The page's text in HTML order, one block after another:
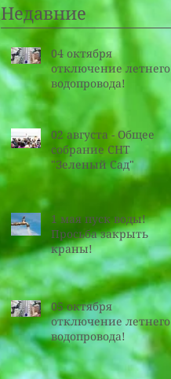
Недавние
04 октября
отключение летнего
водопровода!
02 августа - Общее
собрание СНТ
"Зеленый Сад"
1 мая пуск воды!
Просьба закрыть
краны!
05 октября
отключение летнего
водопровода!